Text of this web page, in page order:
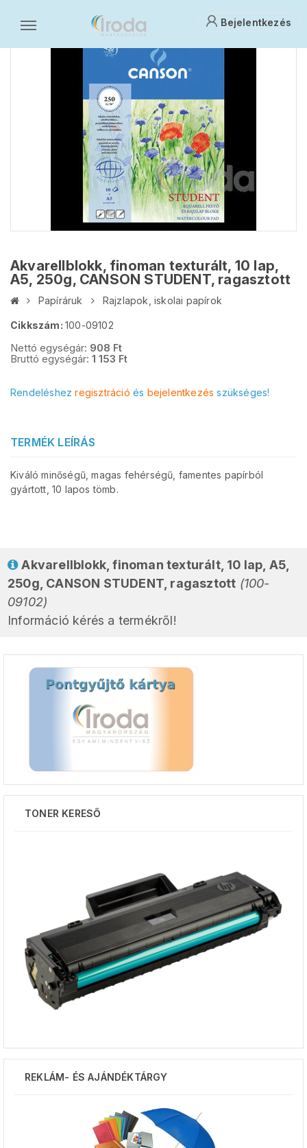
Bejelentkezés
Akvarellblokk, finoman texturált, 10 lap,
A5, 250g, CANSON STUDENT, ragasztott
Papíráruk Rajzlapok, iskolai papírok
Cikkszám: 100-09102
Nettó egységár: 908 Ft
Bruttó egységár: 1 153 Ft
Rendeléshezregisztráció és bejelentkezés szükséges!
TERMÉK LEÍRÁS
Kiváló minőségű, magas fehérségű, famentes papírból
gyártott, 10 lapos tömb.
Akvarellblokk, finoman texturált, 10 lap, A5,
250g, CANSON STUDENT, ragasztott (100-
09102)
Információ kérés a termékről!
TONER KERESŐ
REKLÁM- ÉS AJÁNDÉKTÁRGY